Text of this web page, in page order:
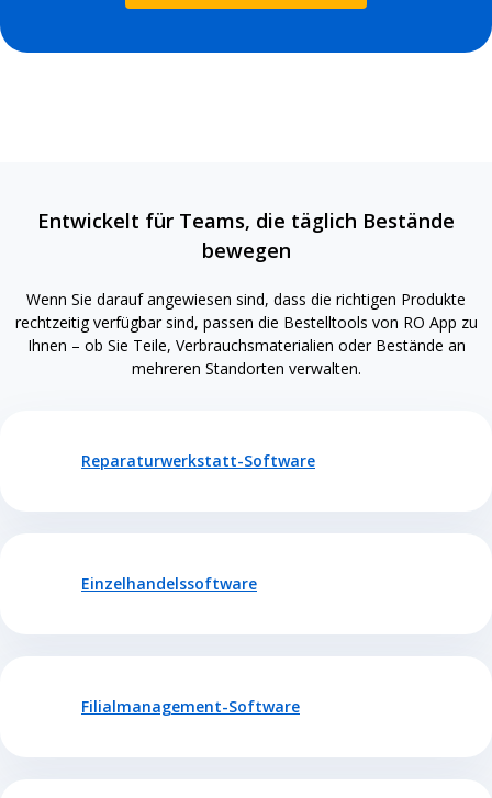
Entwickelt für Teams, die täglich Bestände
bewegen
Wenn Sie darauf angewiesen sind, dass die richtigen Produkte
rechtzeitig verfügbar sind, passen die Bestelltools von RO App zu
Ihnen – ob Sie Teile, Verbrauchsmaterialien oder Bestände an
mehreren Standorten verwalten.
Reparaturwerkstatt-Software
Einzelhandelssoftware
Filialmanagement-Software